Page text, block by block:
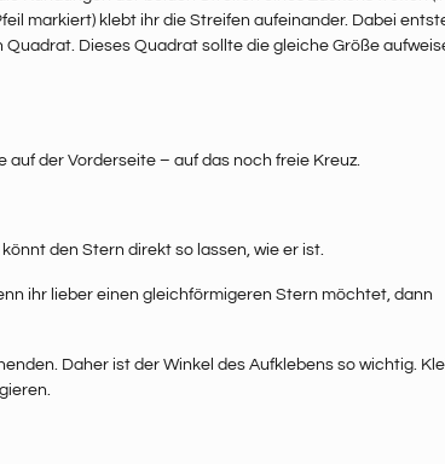
markiert) klebt ihr die Streifen aufeinander. Dabei
Quadrat. Dieses Quadrat sollte die gleiche Größe
auf der Vorderseite – auf das noch freie Kreuz.
könnt den Stern direkt so lassen, wie er ist.
ihr lieber einen gleichförmigeren Stern möchtet, dann
Daher ist der Winkel des Aufklebens so wichtig.